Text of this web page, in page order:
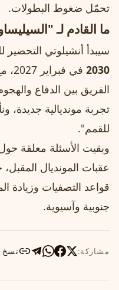
تحمّل ضغوط البطولات.
ما القادم لـ
سيبدأ أنشيلوتي التحضير
2030
في
الفريق بين الدفاع
للقمم".
وبقيت الأسئلة معلقة
عقبات المونديال
قواعد التصفيات وزيادة
جنوبية وآسيوية.
مشاركة: نسخ